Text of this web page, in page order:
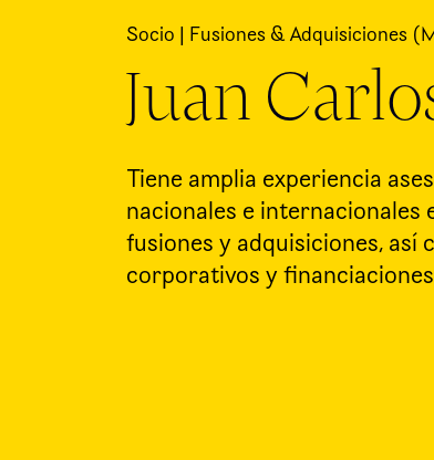
Socio | Fusiones & Adquisiciones
Juan
Tiene amplia experiencia
nacionales e internacionales
fusiones y adquisiciones, así
corporativos y